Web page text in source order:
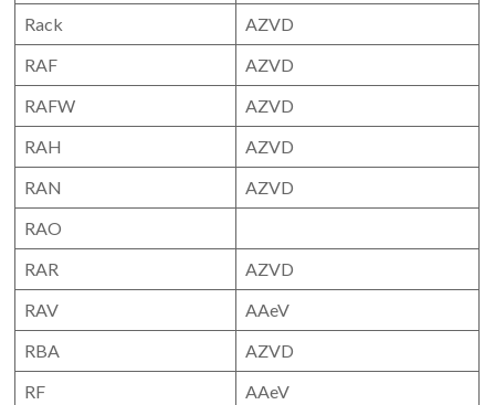
Rack
AZVD
RAF
AZVD
RAFW
AZVD
RAH
AZVD
RAN
AZVD
RAO
RAR
AZVD
RAV
AAeV
RBA
AZVD
RF
AAeV